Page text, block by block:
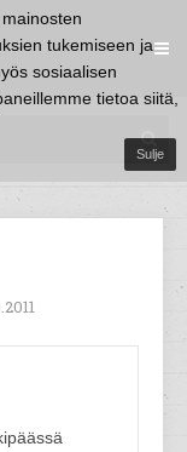
tukemiseen ja
sosiaalisen
tietoa siitä,
Sulje